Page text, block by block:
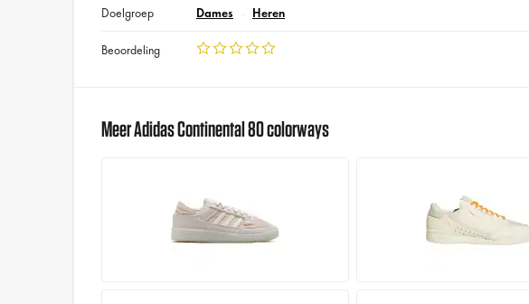
Doelgroep Dames Heren
Beoordeling
Meer Adidas Continental 80 colorways